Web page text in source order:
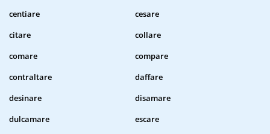
centiare
cesare
citare
collare
comare
compare
contraltare
daffare
desinare
disamare
dulcamare
escare